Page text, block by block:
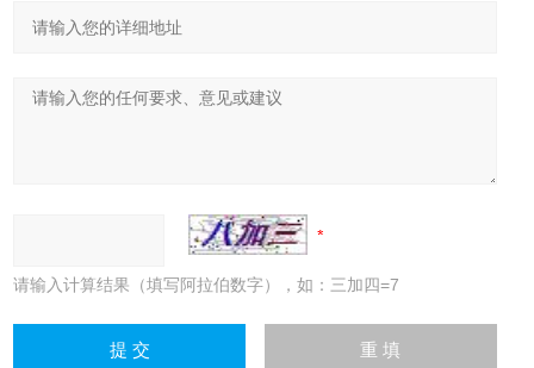
请输入计算结果（填写阿拉伯数字），如：三加四=7